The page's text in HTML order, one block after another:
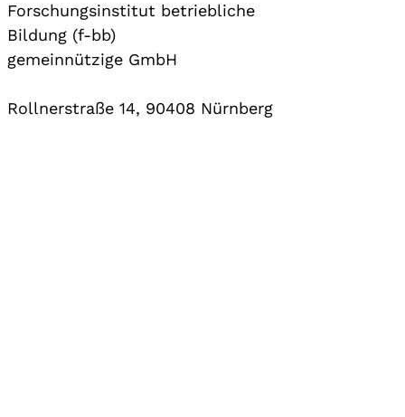
Forschungsinstitut betriebliche
Bildung (f-bb)
gemeinnützige GmbH
Rollnerstraße 14, 90408 Nürnberg